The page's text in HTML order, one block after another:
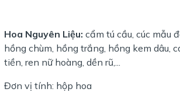
Hoa Nguyên Liệu: cẩm tú cầu, cúc mẫu
hồng chùm, hồng trắng, hồng kem dâu,
tiền, ren nữ hoàng, dền rũ,...
Đơn vị tính: hộp hoa